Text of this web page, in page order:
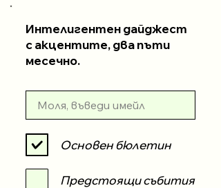
Интелигентен дайджест
с акцентите, два пъти
месечно.
Основен бюлетин
Предстоящи събития